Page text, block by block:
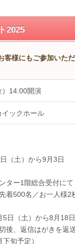
2025
客様にもご参加いた
）14:00開演
イックホール
（土）から9月3日
ター1階総合受付にて
着500名／お一人様2
日（土）から8月18日
後、返信はがきを返
旬予定）